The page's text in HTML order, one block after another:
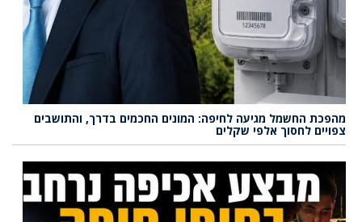
מהפכת החשמל מגיעה לחיפה: המונים החכמים בדרך, והתושבים
צפויים לחסוך אלפי שקלים